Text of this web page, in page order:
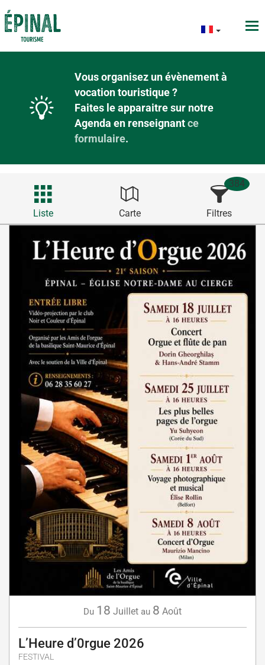
Vous organisez un évènement à
vocation touristique ?
Faites le apparaitre sur notre
Agenda en renseignantce
formulaire.
Liste Carte Filtres
384
Du 18 Juillet au 8 Août
L’Heure d’0rgue 2026
FESTIVAL